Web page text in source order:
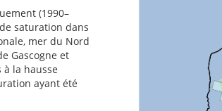
(1990–
saturation dans
mer du Nord
Gascogne et
la hausse
ayant été